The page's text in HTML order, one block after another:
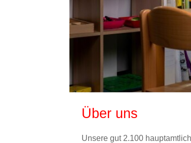
Über uns
Unsere gut 2.100